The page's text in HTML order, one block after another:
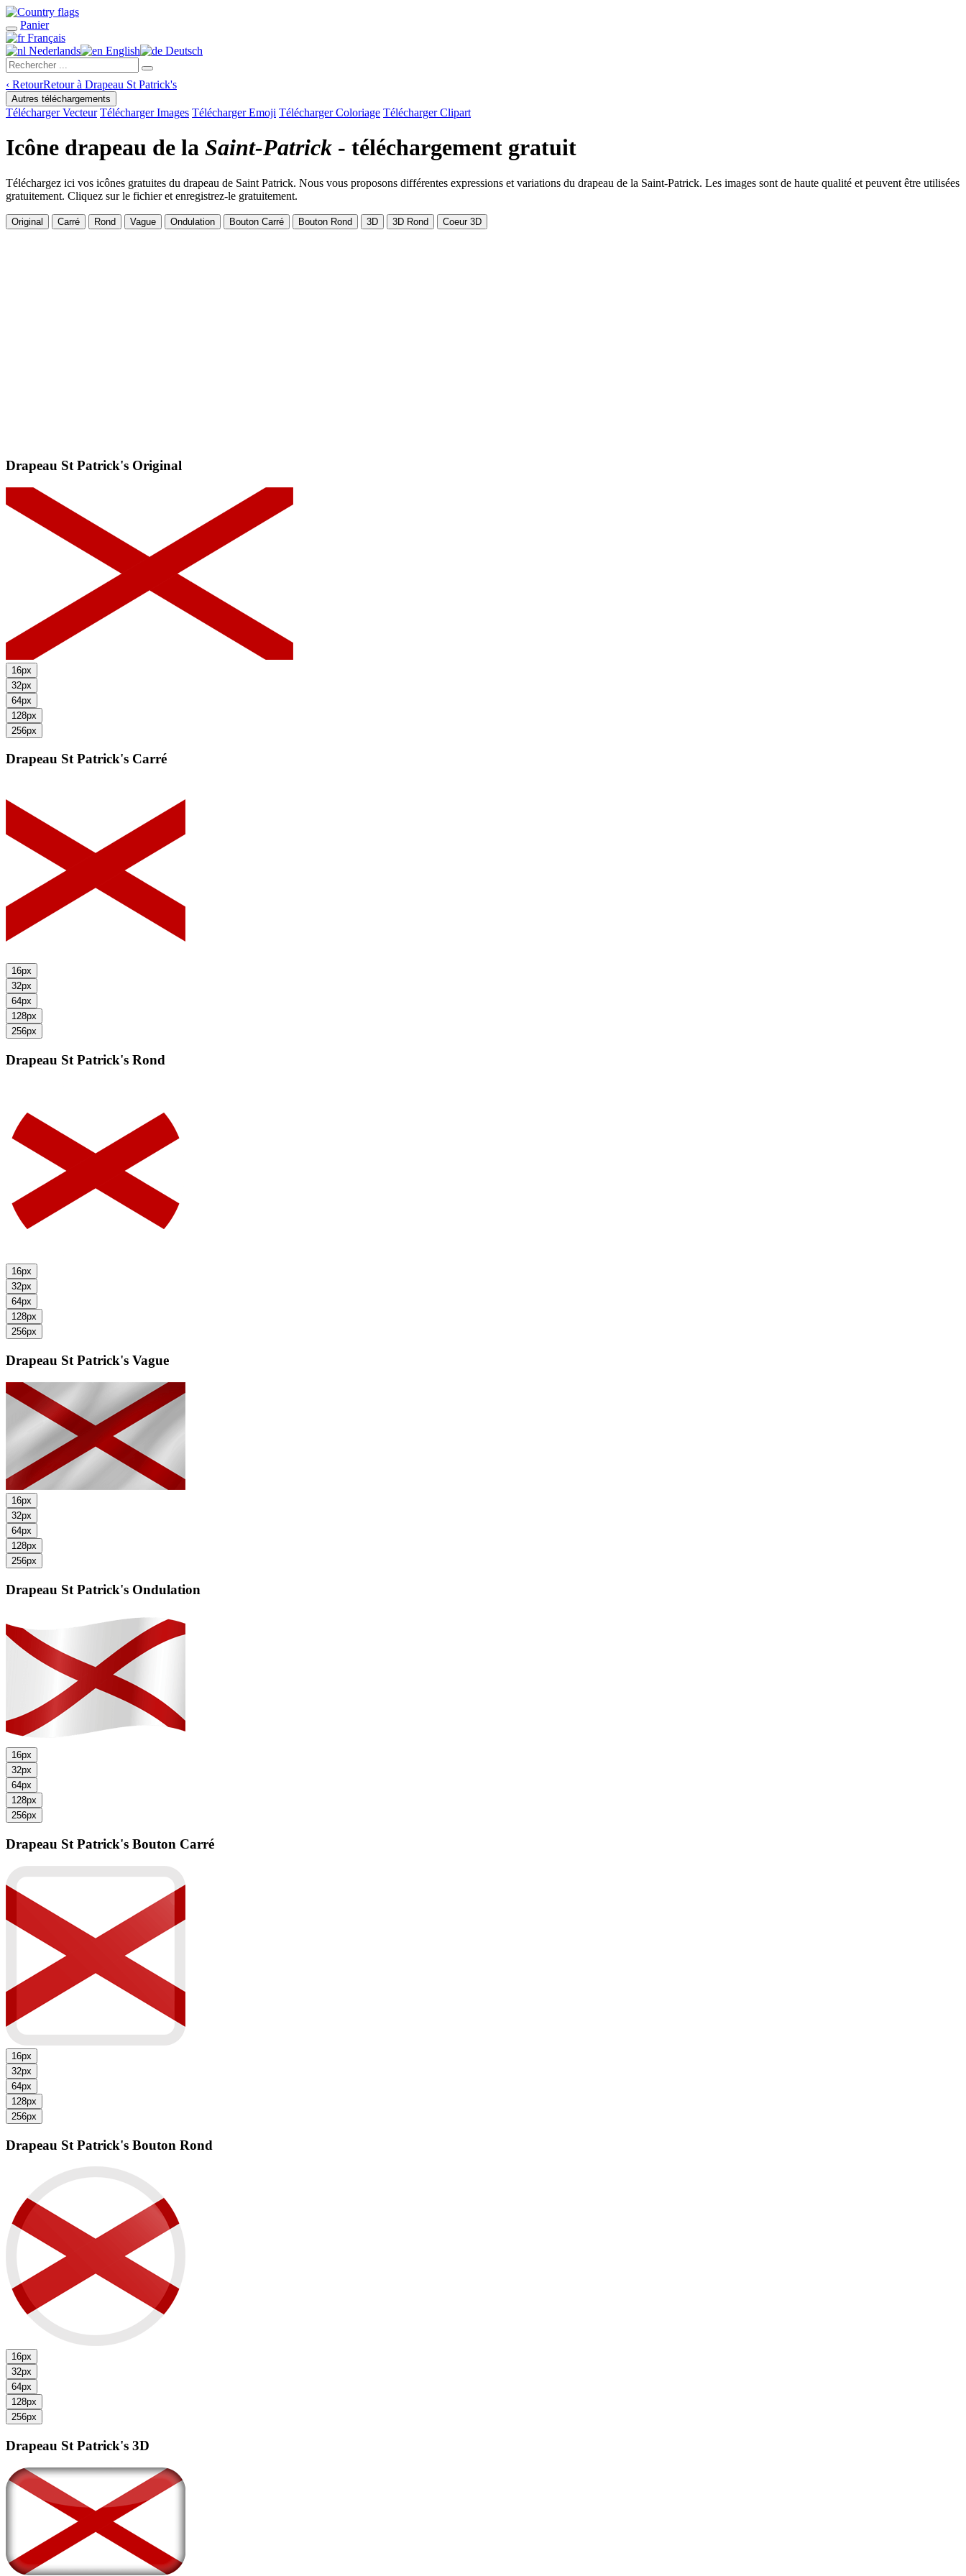
Panier
Français
Nederlands
English Deutsch
‹ RetourRetour à Drapeau St Patrick's
Autres téléchargements
Télécharger Vecteur Télécharger Images Télécharger Emoji Télécharger Coloriage Télécharger Clipart
Icône drapeau de la Saint-Patrick - téléchargement gratuit
Téléchargez ici vos icônes gratuites du drapeau de Saint Patrick. Nous vous proposons différentes expressions et variations du drapeau de la Saint-Patrick. Les images sont de haute qualité et peuvent être utilisées
gratuitement. Cliquez sur le fichier et enregistrez-le gratuitement.
Original Carré Rond Vague Ondulation Bouton Carré Bouton Rond 3D 3D Rond Coeur 3D
Drapeau St Patrick's Original
16px
32px
64px
128px
256px
Drapeau St Patrick's Carré
16px
32px
64px
128px
256px
Drapeau St Patrick's Rond
16px
32px
64px
128px
256px
Drapeau St Patrick's Vague
16px
32px
64px
128px
256px
Drapeau St Patrick's Ondulation
16px
32px
64px
128px
256px
Drapeau St Patrick's Bouton Carré
16px
32px
64px
128px
256px
Drapeau St Patrick's Bouton Rond
16px
32px
64px
128px
256px
Drapeau St Patrick's 3D